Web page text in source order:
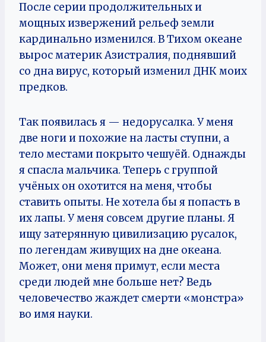
После серии продолжительных и
мощных извержений рельеф земли
кардинально изменился. В Тихом океане
вырос материк Азистралия, поднявший
со дна вирус, который изменил ДНК моих
предков.
Так появилась я — недорусалка. У меня
две ноги и похожие на ласты ступни, а
тело местами покрыто чешуёй. Однажды
я спасла мальчика. Теперь с группой
учёных он охотится на меня, чтобы
ставить опыты. Не хотела бы я попасть в
их лапы. У меня совсем другие планы. Я
ищу затерянную цивилизацию русалок,
по легендам живущих на дне океана.
Может, они меня примут, если места
среди людей мне больше нет? Ведь
человечество жаждет смерти «монстра»
во имя науки.